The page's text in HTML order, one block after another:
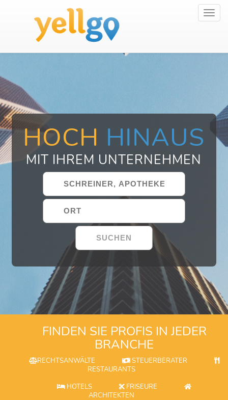
HOCH HINAUS
MIT IHREM UNTERNEHMEN
FINDEN SIE PROFIS IN JEDER
BRANCHE
RECHTSANWÄLTE
STEUERBERATER
RESTAURANTS
HOTELS
FRISEURE
ARCHITEKTEN